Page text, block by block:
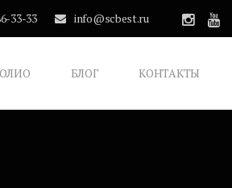
33-33 info@scbest.ru
БЛОГ КОНТАКТЫ